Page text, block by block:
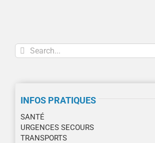
Search
for:
INFOS PRATIQUES
SANTÉ
URGENCES SECOURS
TRANSPORTS